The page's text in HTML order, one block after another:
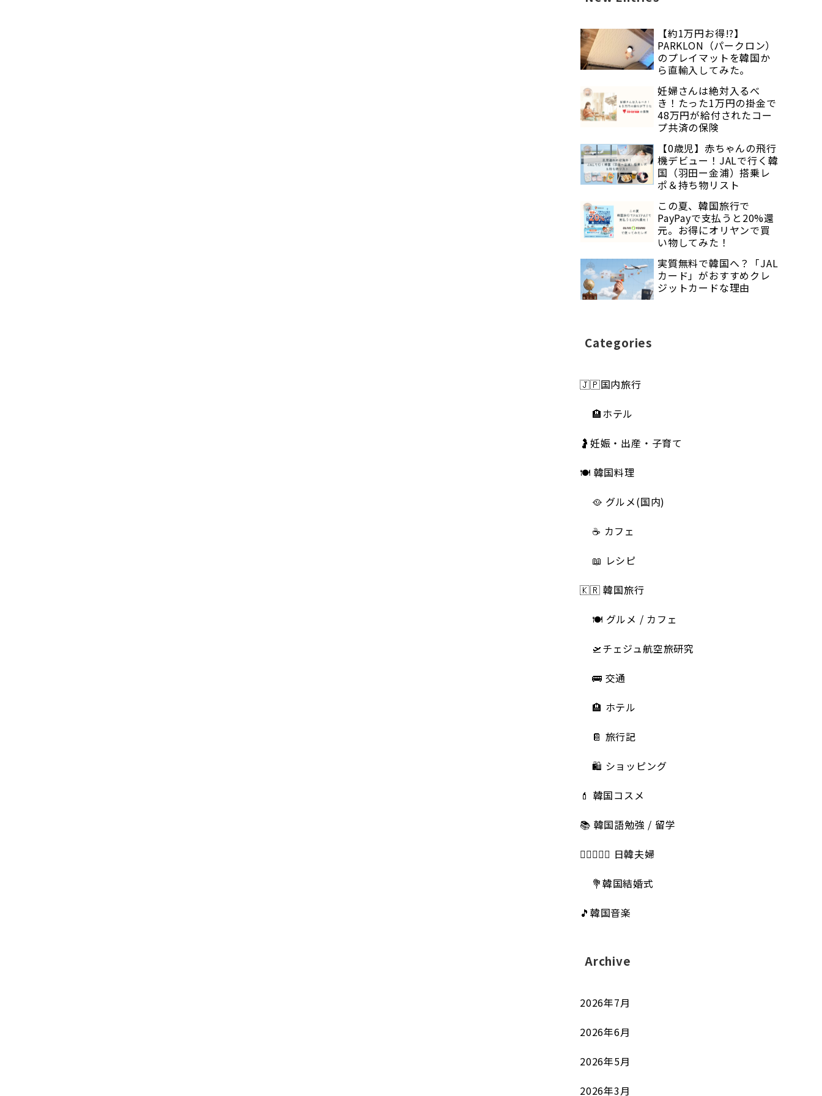
【約1万円お得!?】
PARKLON（パークロン）
のプレイマットを韓国か
ら直輸入してみた。
妊婦さんは絶対入るべ
き！たった1万円の掛金で
48万円が給付されたコー
プ共済の保険
【0歳児】赤ちゃんの飛行
機デビュー！JALで行く韓
国（羽田ー金浦）搭乗レ
ポ＆持ち物リスト
この夏、韓国旅行で
PayPayで支払うと20%還
元。お得にオリヤンで買
い物してみた！
実質無料で韓国へ？「JAL
カード」がおすすめクレ
ジットカードな理由
Categories
🇯🇵国内旅行
🏨ホテル
🤰妊娠・出産・子育て
🍽 韓国料理
🥘 グルメ(国内)
☕️ カフェ
📖 レシピ
🇰🇷 韓国旅行
🍽 グルメ / カフェ
🛫チェジュ航空旅研究
🚌 交通
🏨 ホテル
📔 旅行記
🛍️ ショッピング
💄 韓国コスメ
📚 韓国語勉強 / 留学
👩🏻‍❤️‍👨🏻 日韓夫婦
💐韓国結婚式
🎵韓国音楽
Archive
2026年7月
2026年6月
2026年5月
2026年3月